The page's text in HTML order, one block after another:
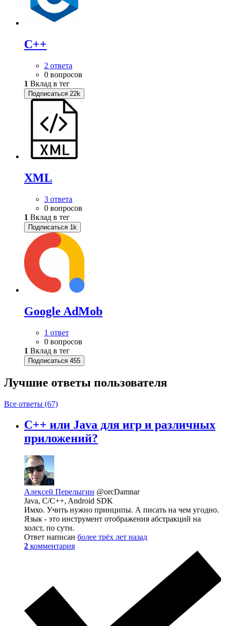
C++
2 ответа
0 вопросов
1 Вклад в тег
Подписаться 22k
XML
3 ответа
0 вопросов
1 Вклад в тег
Подписаться 1k
Google AdMob
1 ответ
0 вопросов
1 Вклад в тег
Подписаться 455
Лучшие ответы пользователя
Все ответы (67)
C++ или Java для игр и различных
приложений?
Алексей Перелыгин @orcDamnar
Java, C/C++, Android SDK
Имхо. Учить нужно принципы. А писать на чем угодно.
Язык - это инструмент отображения абстракций на
холст, по сути.
Ответ написан более трёх лет назад
2 комментария